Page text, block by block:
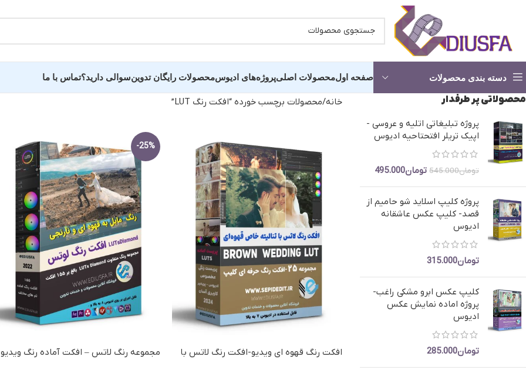
دسته بندی محصولات
کلیپ آماده عروسی -شروع مجلس
پروژه آماده استارت
کلیپ دکلمه عاشقانه
آماده شدن عروس و داماد
کلیپ آرایشگاه عروس
پروژه کلیپ باغ عروس
پروژه کلیپ مسیر- ماشین عروس
انچه خواهید دید و خلاصه فیلم
کلیپ آماده فرمالیته
کلیپ اماده عاشقانه عروس
کلیپ حنابندان
کلیپ رقص دونفره عروس و داماد
کلیپ رقص مجلس
کلیپ تیتراژ پایان عروسی
پروژه اماده تبلیغاتی
کلیپ عکس و
پروژه وله و میان‌برنامه
کلیپ آماده
پروژه تایتل بار و
پروژه نمایش لوگو
صفحه اولمحصولات اصلیپروژه‌های ادیوسمحصولات رایگان تدوینسوالی دارید؟تماس با ما
محصولاتی پر طرفدار
پروژه تبلیغاتی اتلیه و عروسی -
اپیک تریلر افتحتاحیه ادیوس
تومان545.000 تومان495.000
پروژه کلیپ اسلاید شو حامیم از
قصد- کلیپ عکس عاشقانه
ادیوس
تومان315.000
کلیپ عکس ابرو مشکی راغب-
پروژه اماده نمایش عکس
ادیوس
تومان285.000
خانه محصولات برچسب خورده “افکت رنگ LUT”
افکت رنگ قهوه ای ویدیو-افکت رنگ لاتس با
-25%
مجموعه رنگ لاتس – افکت آماده رنگ ویدیو